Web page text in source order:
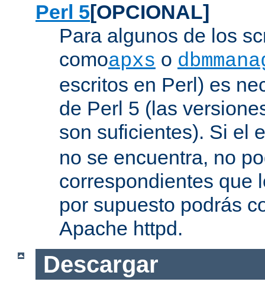
Perl 5[OPCIONAL]
Para algunos de los
comoapxs o
escritos en Perl) es
de Perl 5 (las
son suficientes). Si el
no se encuentra, no
correspondientes que
por supuesto podrás
Apache httpd.
Descargar